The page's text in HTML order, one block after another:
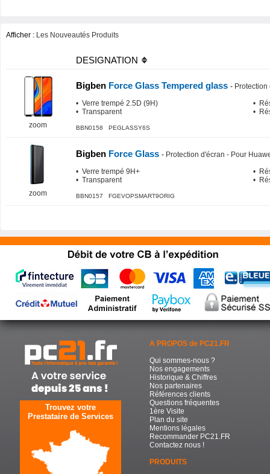
Afficher : Les Nouveautés Produits
DESIGNATION
zoom
Bigben Force Glass Tempered glass -
• Verre trempé 2.5D (9H)
• Transparent
•
•
BBN0158 PEGLASSY6S
zoom
Bigben Force Glass - Protection d'écran - Pour
• Verre trempé 9H+
• Transparent
•
•
BBN0157 FGEVOPSMART9ORIG
Trouvez votre
Prestataire de Services
A PROPOS de PC21.FR
Qui sommes-nous ?
Nos engagements
Historique & Chiffres
Nos partenaires
Références clients
Questions fréquentes
1ère Visite
Plan du site
Mentions légales
Recommander PC21.FR
Contactez nous !
PRODUITS